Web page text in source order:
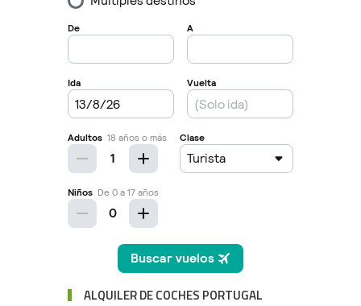
ALQUILER DE COCHES PORTUGAL